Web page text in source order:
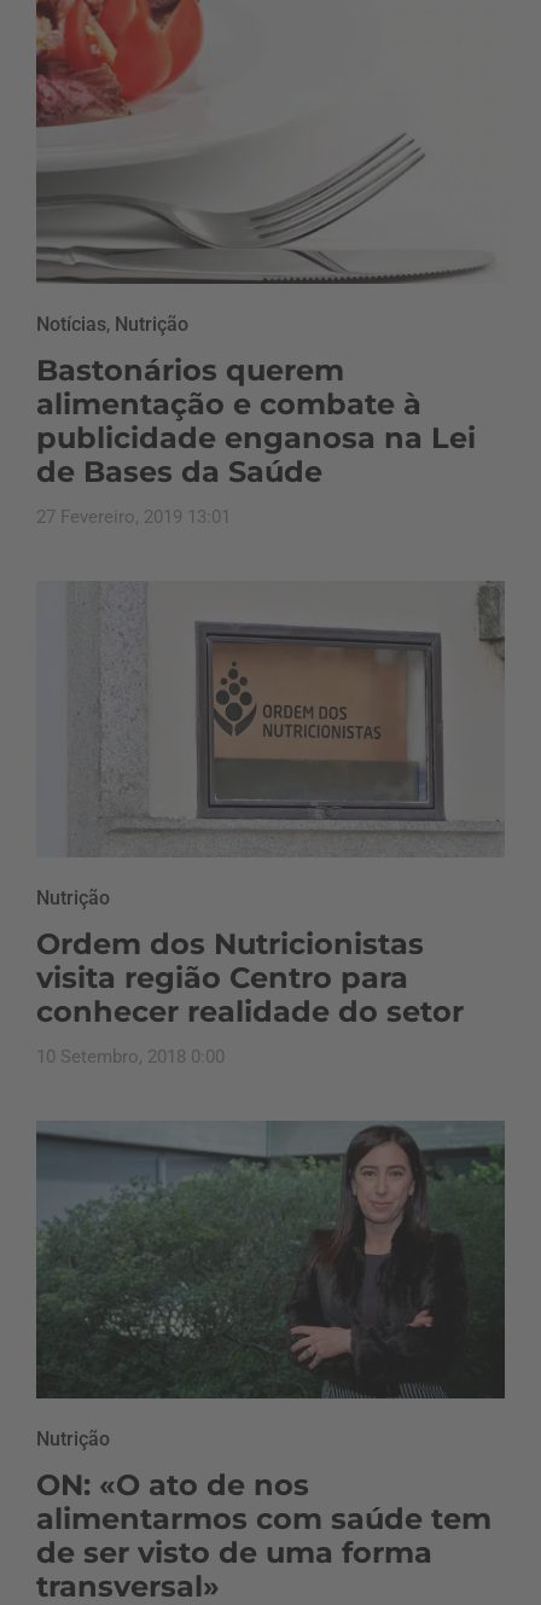
Notícias, Nutrição
Bastonários querem
alimentação e combate à
publicidade enganosa na Lei
de Bases da Saúde
27 Fevereiro, 2019 13:01
Nutrição
Ordem dos Nutricionistas
visita região Centro para
conhecer realidade do setor
10 Setembro, 2018 0:00
Nutrição
ON: «O ato de nos
alimentarmos com saúde tem
de ser visto de uma forma
transversal»